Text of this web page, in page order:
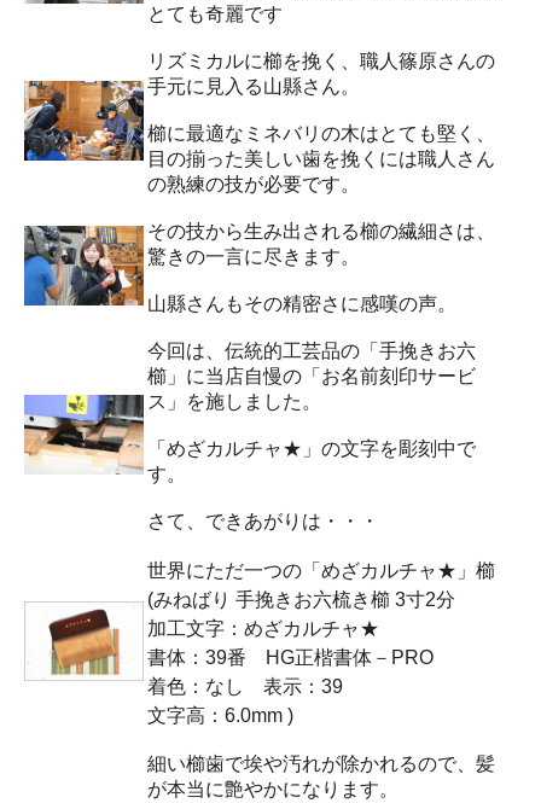
とても奇麗です
リズミカルに櫛を挽く、職人篠原さんの
手元に見入る山縣さん。
櫛に最適なミネバリの木はとても堅く、
目の揃った美しい歯を挽くには職人さん
の熟練の技が必要です。
その技から生み出される櫛の繊細さは、
驚きの一言に尽きます。
山縣さんもその精密さに感嘆の声。
今回は、伝統的工芸品の「手挽きお六
櫛」に当店自慢の「お名前刻印サービ
ス」を施しました。
「めざカルチャ★」の文字を彫刻中で
す。
さて、できあがりは・・・
世界にただ一つの「めざカルチャ★」櫛
(みねばり 手挽きお六梳き櫛 3寸2分
加工文字：めざカルチャ★
書体：39番 HG正楷書体－PRO
着色：なし 表示：39
文字高：6.0mm )
細い櫛歯で埃や汚れが除かれるので、髪
が本当に艶やかになります。